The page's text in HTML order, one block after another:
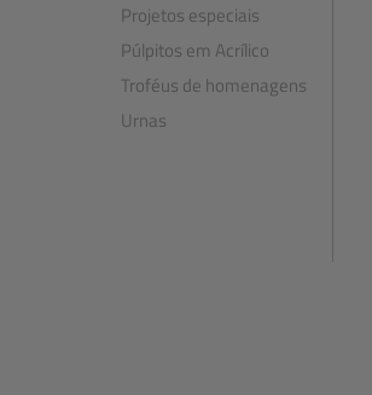
Projetos especiais
Púlpitos em Acrílico
Troféus de homenagens
Urnas